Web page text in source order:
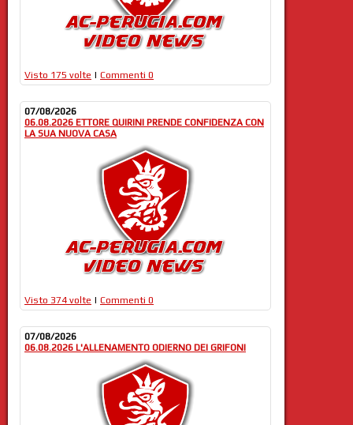
Visto 175 volte | Commenti 0
07/08/2026
06.08.2026 ETTORE QUIRINI PRENDE CONFIDENZA CON
LA SUA NUOVA CASA
Visto 374 volte | Commenti 0
07/08/2026
06.08.2026 L'ALLENAMENTO ODIERNO DEI GRIFONI